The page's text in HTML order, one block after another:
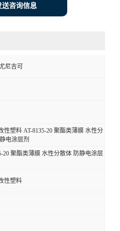
送咨询信息
尼吉可
性塑料 AT-8135-20 聚酯类薄膜 水性分
电涂层剂
20 聚酯类薄膜 水性分散体 防静电涂层
性塑料